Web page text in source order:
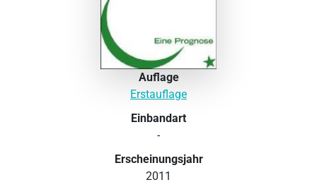
Auflage
Erstauflage
Einbandart
-
Erscheinungsjahr
2011